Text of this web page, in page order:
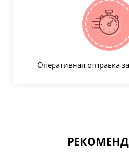
Оперативная отправка